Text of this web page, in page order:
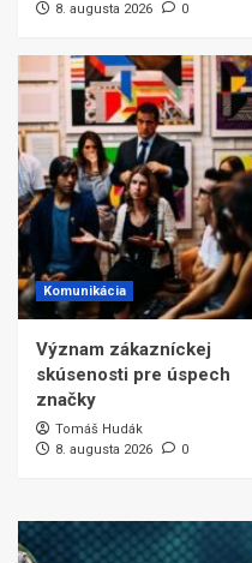
8. augusta 2026
0
Komunikácia
Význam zákazníckej
skúsenosti pre úspech
značky
Tomáš Hudák
8. augusta 2026
0